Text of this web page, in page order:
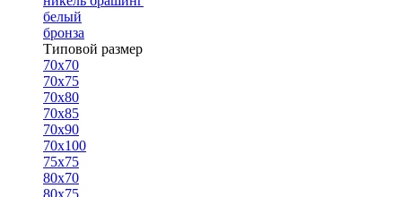
белый
бронза
Типовой размер
70х70
70х75
70х80
70х85
70х90
70х100
75х75
80х70
80х75